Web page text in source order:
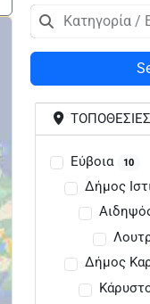
ΤΟΠΟΘΕΣΊΕΣ
Εύβοια 10
Δήμος
Δήμος